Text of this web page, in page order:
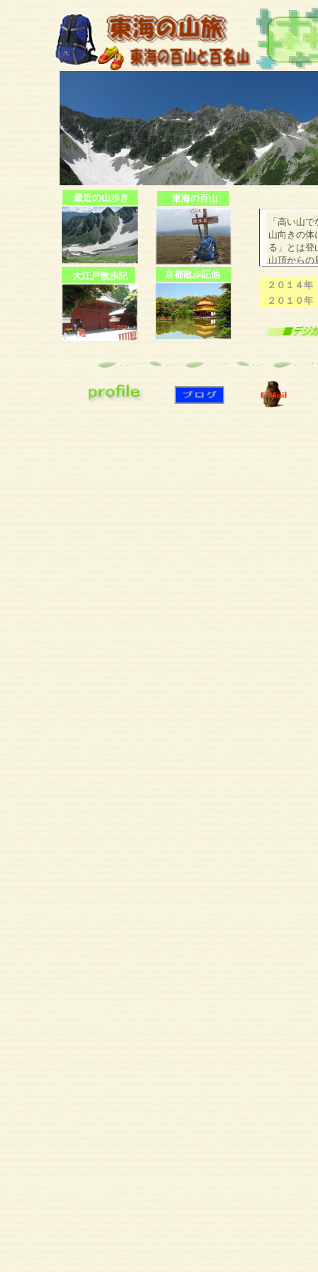
「高い山
山向きの体
る」とは登
山頂からの
２０１４年
２０１０年
東海の百山
京都散歩記他
最近の山歩き
大江戸散歩記